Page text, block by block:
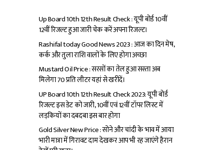
Up Board 10th 12th Result Check : यूपी बोर्ड 10वीं
12वीं रिजल्ट हुआ जारी चेक करें अपना रिजल्ट।
Rashifal today Good News 2023 : आज का दिन मेष,
कर्क और तुला राशि वालों के लिए होगा अच्छा
Mustard Oil Price : सरसों का तेल हुआ सस्ता अब
मिलेगा ₹70 प्रति लीटर यहां से खरीदें।
UP Board 10th 12th Result Check 2023: यूपी बोर्ड
रिजल्ट इस डेट को जारी, 10वीं एवं 12वीं टॉपर लिस्ट में
लड़कियों का दबदबा इस बार होगा
Gold Silver New Price : सोने और चांदी के भाव में आया
भारी मात्रा में गिरावट दाम देखकर आप भी रह जाएंगे हैरान